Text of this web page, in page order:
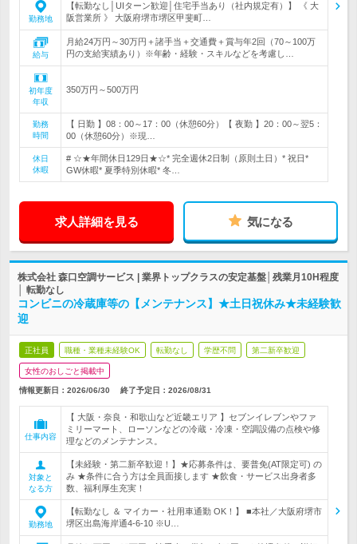
勤務地
【転勤なし│UIターン歓迎│住宅手当あり（社内規定有）】 《 大
阪営業所 》 大阪府堺市堺区甲斐町…
給与
月給24万円～30万円＋諸手当＋交通費＋賞与年2回（70～100万
円の支給実績あり）※年齢・経験・スキルなどを考慮し…
初年度
年収
350万円～500万円
勤務
時間
【 日勤 】08：00～17：00（休憩60分）【 夜勤 】20：00～翌5：
00（休憩60分）※現…
休日
休暇
# ☆★年間休日129日★☆* 完全週休2日制（原則土日）* 祝日*
GW休暇* 夏季特別休暇* 冬…
求人詳細を見る 気になる
株式会社 森口空調サービス | 業界トップクラスの安定基盤│残業月10H程度
│ 転勤なし
コンビニの冷蔵庫等の【メンテナンス】★土日祝休み★未経験歓
迎
正社員 職種・業種未経験OK 転勤なし 学歴不問 第二新卒歓迎
女性のおしごと掲載中
情報更新日：2026/06/30 終了予定日： 2026/08/31
仕事内容
【 大阪・奈良・和歌山など近畿エリア 】セブンイレブンやファ
ミリーマート、ローソンなどの冷蔵・冷凍・空調設備の点検や修
理などのメンテナンス。
対象と
なる方
【未経験・第二新卒歓迎！】★応募条件は、要普免(AT限定可) の
み ★条件に合う方は全員面接します ★飲食・サービス出身者多
数、福利厚生充実！
勤務地
【転勤なし ＆ マイカー・社用車通勤 OK！】 ■本社／大阪府堺市
堺区出島海岸通4-6-10 ※U…